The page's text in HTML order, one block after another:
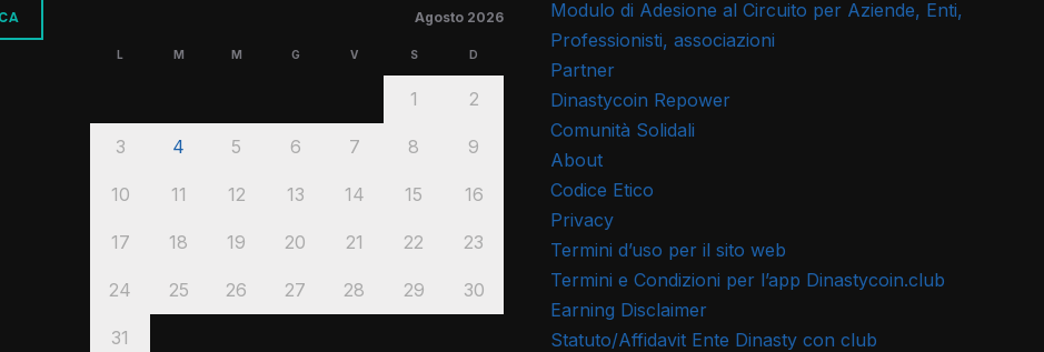
Agosto 2026
L M M G V S D
1 2
3 4 5 6 7 8 9
10 11 12 13 14 15 16
17 18 19 20 21 22 23
24 25 26 27 28 29 30
31
Modulo di Adesione al Circuito per Aziende, Enti,
Professionisti, associazioni
Partner
Dinastycoin Repower
Comunità Solidali
About
Codice Etico
Privacy
Termini d’uso per il sito web
Termini e Condizioni per l’app Dinastycoin.club
Earning Disclaimer
Statuto/Affidavit Ente Dinasty con club